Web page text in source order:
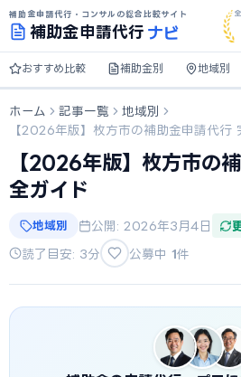
補助金申請代行・コンサルの総合比較サイト
補助金申請代行 ナビ
おすすめ比較 補助金別 地域別
ホーム 記事一覧
地域別
【2026年版】枚方市の補助金申請代行
【2026年版】枚方市の
全ガイド
地域別 公開: 2026年3月4日
読了目安: 3分 公募中 1件